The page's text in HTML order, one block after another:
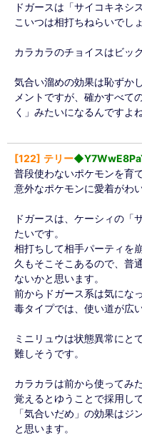
ドガースは「サイコキネシ
こいつは相打ちねらいでし
カラカラのチョイスはビッ
気合い溜めの効果は恥ずか
メントですが、確かすべて
く」みたいになるんですよ
122 テリー
普段使わないポケモンを育
意外なポケモンに愛着がわ
ドガースは、ケーシィの「
たいです。
相打ちして相手パーティを
久もそこそこあるので、普
ないかと思います。
前からドガース系は気にな
毒タイプでは、使い道が広
ミニリュウは状態異常にと
難しそうです。
カラカラは前から使ってみ
覚えるとゆうことで採用し
「気合いだめ」の効果は
と思います。